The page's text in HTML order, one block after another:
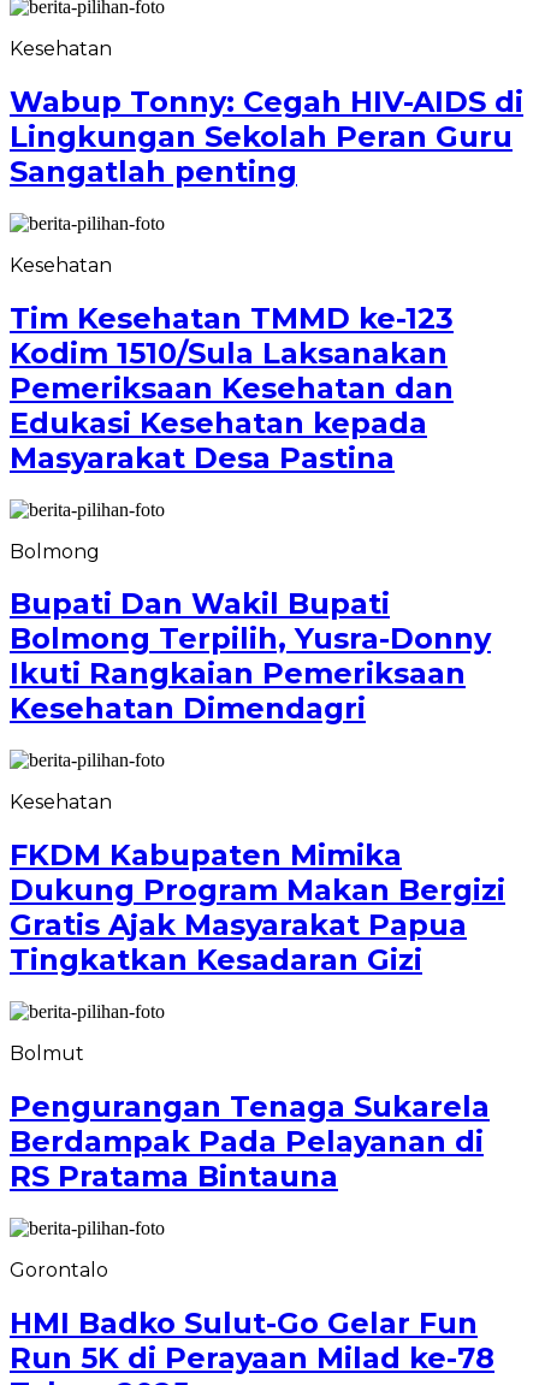
Kesehatan
Wabup Tonny: Cegah HIV-AIDS di
Lingkungan Sekolah Peran Guru
Sangatlah penting
Kesehatan
Tim Kesehatan TMMD ke-123
Kodim 1510/Sula Laksanakan
Pemeriksaan Kesehatan dan
Edukasi Kesehatan kepada
Masyarakat Desa Pastina
Bolmong
Bupati Dan Wakil Bupati
Bolmong Terpilih, Yusra-Donny
Ikuti Rangkaian Pemeriksaan
Kesehatan Dimendagri
Kesehatan
FKDM Kabupaten Mimika
Dukung Program Makan Bergizi
Gratis Ajak Masyarakat Papua
Tingkatkan Kesadaran Gizi
Bolmut
Pengurangan Tenaga Sukarela
Berdampak Pada Pelayanan di
RS Pratama Bintauna
Gorontalo
HMI Badko Sulut-Go Gelar Fun
Run 5K di Perayaan Milad ke-78